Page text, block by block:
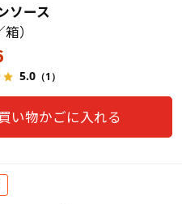
ソース
）
5.0（1）
買い物かごに入れる